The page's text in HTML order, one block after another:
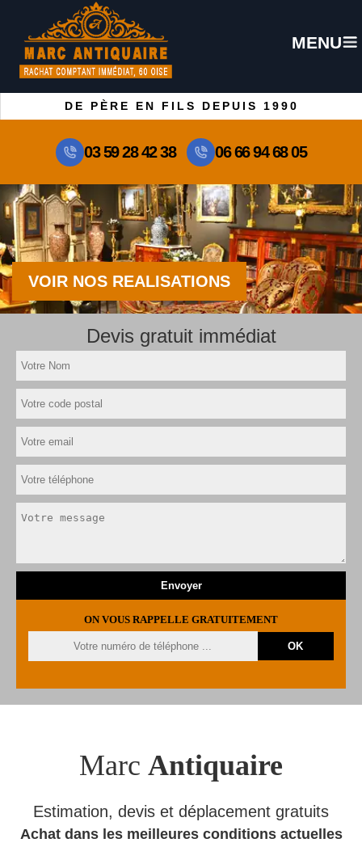
MENU
DE PÈRE EN FILS DEPUIS 1990
03 59 28 42 38 06 66 94 68 05
VOIR NOS REALISATIONS
Devis gratuit immédiat
ON VOUS RAPPELLE GRATUITEMENT
Marc Antiquaire
Estimation, devis et déplacement gratuits
Achat dans les meilleures conditions actuelles